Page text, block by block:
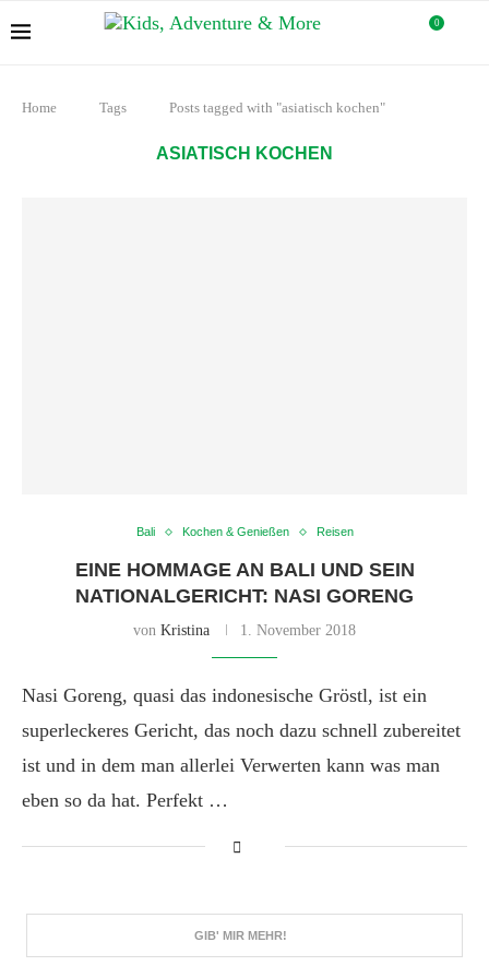
0
Home Tags Posts tagged with "asiatisch kochen"
ASIATISCH KOCHEN
Bali Kochen & Genießen Reisen
EINE HOMMAGE AN BALI UND SEIN
NATIONALGERICHT: NASI GORENG
von Kristina 1. November 2018
Nasi Goreng, quasi das indonesische Gröstl, ist ein
superleckeres Gericht, das noch dazu schnell zubereitet
ist und in dem man allerlei Verwerten kann was man
eben so da hat. Perfekt …
GIB' MIR MEHR!